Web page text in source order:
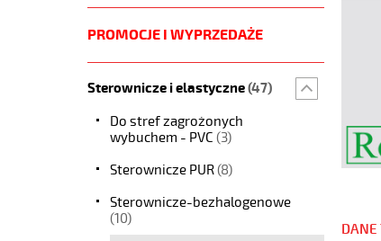
PROMOCJE I WYPRZEDAŻE
Sterownicze i elastyczne(47)
Do stref zagrożonych
wybuchem - PVC (3)
Sterownicze PUR(8)
Sterownicze-bezhalogenowe
(10)
DANE